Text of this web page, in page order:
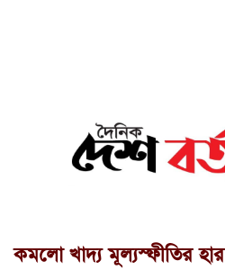
কমলো খাদ্য মূল্যস্ফীতির হার